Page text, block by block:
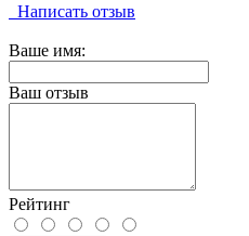
Написать отзыв
Ваше имя:
Ваш отзыв
Рейтинг